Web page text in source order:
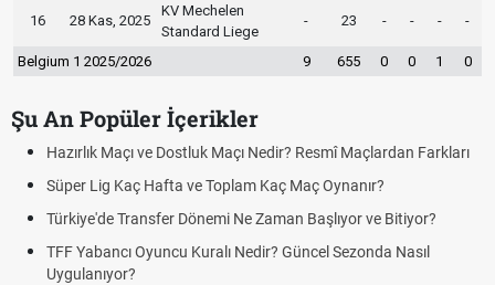
16 28 Kas, 2025
KV Mechelen
Standard Liege
- 23 - - - -
Belgium 1 2025/2026 9 655 0 0 1 0
Şu An Popüler İçerikler
Hazırlık Maçı ve Dostluk Maçı Nedir? Resmî Maçlardan Farkları
Süper Lig Kaç Hafta ve Toplam Kaç Maç Oynanır?
Türkiye'de Transfer Dönemi Ne Zaman Başlıyor ve Bitiyor?
TFF Yabancı Oyuncu Kuralı Nedir? Güncel Sezonda Nasıl
Uygulanıyor?